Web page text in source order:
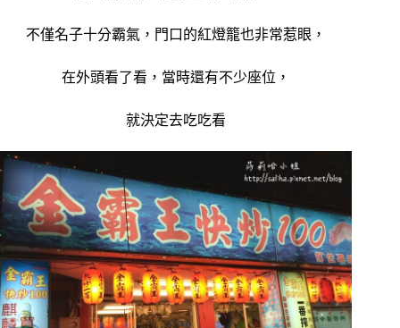
不僅名子十分霸氣，門口的紅燈籠也非常惹眼，
在外頭看了看，當時還有不少座位，
就決定去吃吃看